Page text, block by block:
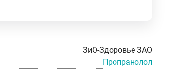
ЗиО-Здоровье ЗАО
Пропранолол